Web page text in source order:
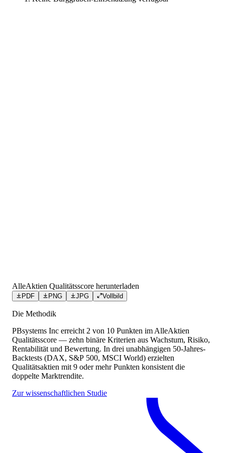
AlleAktien Qualitätsscore herunterladen
PDF PNG JPG Vollbild
Die Methodik
PBsystems Inc erreicht 2 von 10 Punkten im AlleAktien
Qualitätsscore — zehn binäre Kriterien aus Wachstum, Risiko,
Rentabilität und Bewertung. In drei unabhängigen 50-Jahres-
Backtests (DAX, S&P 500, MSCI World) erzielten
Qualitätsaktien mit 9 oder mehr Punkten konsistent die
doppelte Marktrendite.
Zur wissenschaftlichen Studie